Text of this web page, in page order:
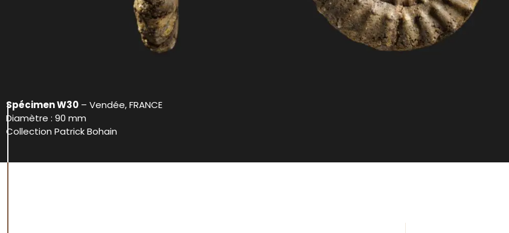
Spécimen W30 – Vendée, FRANCE
Diamètre : 90 mm
Collection Patrick Bohain